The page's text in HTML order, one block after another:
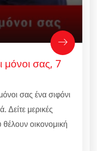
μόνοι σας, 7
σας ένα σιφόνι
Δείτε μερικές
οικονομική